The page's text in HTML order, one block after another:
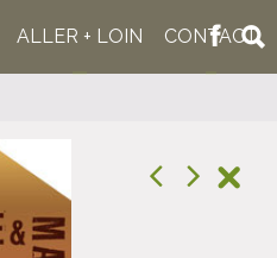
ALLER + LOIN CONTACT